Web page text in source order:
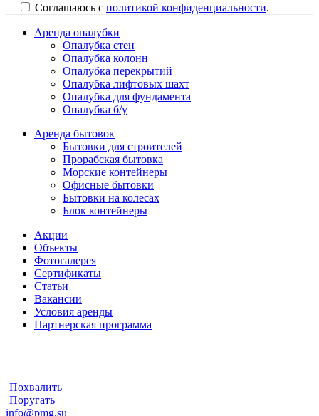
Соглашаюсь с политикой конфиденциальности.
Аренда опалубки
Опалубка стен
Опалубка колонн
Опалубка перекрытий
Опалубка лифтовых шахт
Опалубка для фундамента
Опалубка б/у
Аренда бытовок
Бытовки для строителей
Прорабская бытовка
Морские контейнеры
Офисные бытовки
Бытовки на колесах
Блок контейнеры
Акции
Объекты
Фотогалерея
Сертификаты
Статьи
Вакансии
Условия аренды
Партнерская программа
Похвалить
Поругать
info@pmg.su